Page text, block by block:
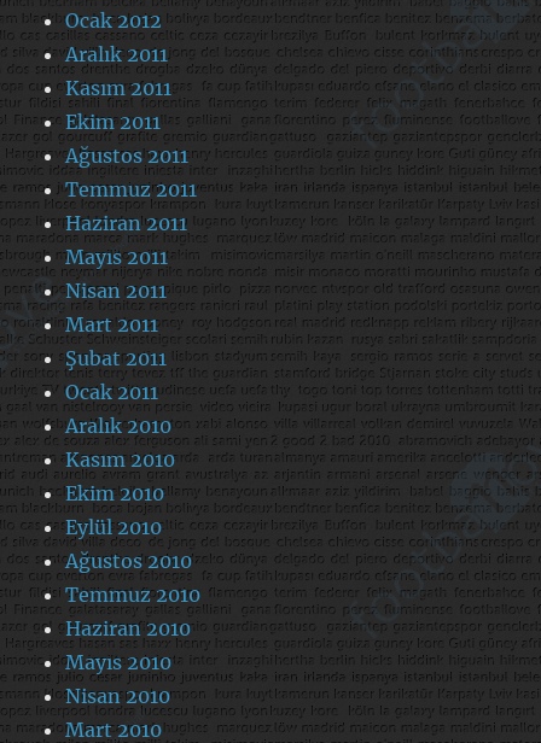
Ocak 2012
Aralık 2011
Kasım 2011
Ekim 2011
Ağustos 2011
Temmuz 2011
Haziran 2011
Mayıs 2011
Nisan 2011
Mart 2011
Şubat 2011
Ocak 2011
Aralık 2010
Kasım 2010
Ekim 2010
Eylül 2010
Ağustos 2010
Temmuz 2010
Haziran 2010
Mayıs 2010
Nisan 2010
Mart 2010